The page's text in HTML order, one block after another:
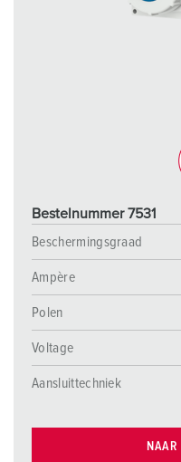
Bestelnummer 7531
Beschermingsgraad
Ampère
Polen
Voltage
Aansluittechniek
NAAR